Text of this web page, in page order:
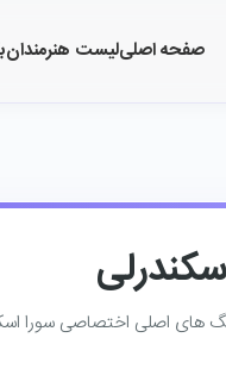
صفحه اصلیلیست هنرمندان
‌های اصلی اختصاصی سورا